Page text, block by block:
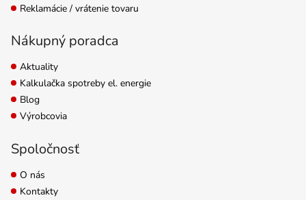
Reklamácie / vrátenie tovaru
Nákupný poradca
Aktuality
Kalkulačka spotreby el. energie
Blog
Výrobcovia
Spoločnosť
O nás
Kontakty